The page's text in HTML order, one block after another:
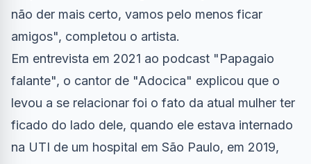
não der mais certo, vamos pelo menos ficar
amigos", completou o artista.
Em entrevista em 2021 ao podcast "Papagaio
falante", o cantor de "Adocica" explicou que o
levou a se relacionar foi o fato da atual mulher ter
ficado do lado dele, quando ele estava internado
na UTI de um hospital em São Paulo, em 2019,